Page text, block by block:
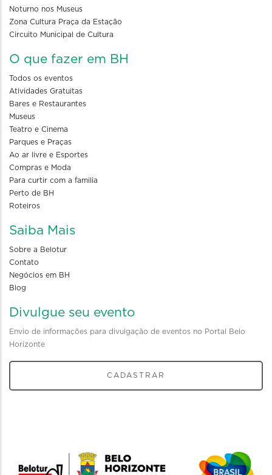
Noturno nos Museus
Zona Cultura Praça da Estação
Circuito Municipal de Cultura
O que fazer em BH
Todos os eventos
Atividades Gratuitas
Bares e Restaurantes
Museus
Teatro e Cinema
Parques e Praças
Ao ar livre e Esportes
Compras e Moda
Para curtir com a familia
Perto de BH
Roteiros
Saiba Mais
Sobre a Belotur
Contato
Negócios em BH
Blog
Divulgue seu evento
Envio de informações para divulgação de eventos no Portal Belo
Horizonte
CADASTRAR